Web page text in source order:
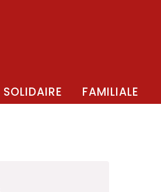
SOLIDAIRE FAMILIALE